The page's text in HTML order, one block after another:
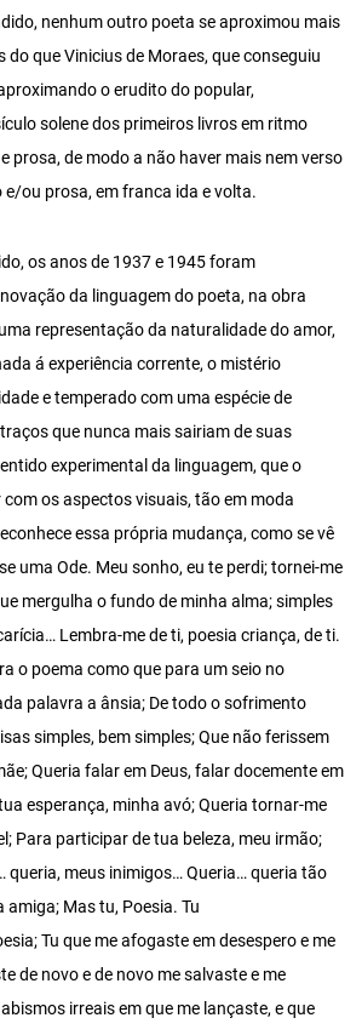
nenhum outro poeta se aproximou mais
que Vinicius de Moraes, que conseguiu
o erudito do popular,
solene dos primeiros livros em ritmo
prosa, de modo a não haver mais nem verso
e/ou prosa, em franca ida e volta.
os anos de 1937 e 1945 foram
da linguagem do poeta, na obra
representação da naturalidade do amor,
á experiência corrente, o mistério
e temperado com uma espécie de
que nunca mais sairiam de suas
experimental da linguagem, que o
com os aspectos visuais, tão em moda
essa própria mudança, como se vê
uma Ode. Meu sonho, eu te perdi; tornei-me
mergulha o fundo de minha alma; simples
Lembra-me de ti, poesia criança, de ti.
o poema como que para um seio no
palavra a ânsia; De todo o sofrimento
simples, bem simples; Que não ferissem
Queria falar em Deus, falar docemente em
esperança, minha avó; Queria tornar-me
Para participar de tua beleza, meu irmão;
queria, meus inimigos… Queria… queria tão
Mas tu, Poesia. Tu
Tu que me afogaste em desespero e me
de novo e de novo me salvaste e me
irreais em que me lançaste, e que